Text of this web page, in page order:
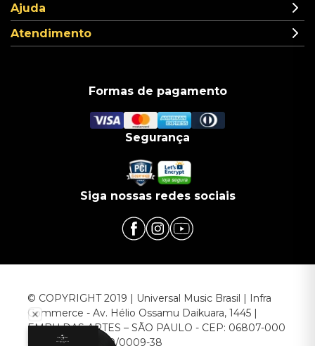
Ajuda
Atendimento
Formas de pagamento
Segurança
Siga nossas redes sociais
© COPYRIGHT 2019 | Universal Music Brasil | Infra
Commerce - Av. Hélio Ossamu Daikuara, 1445 |
EMBU DAS ARTES – SÃO PAULO - CEP: 06807-000
CNPJ: 00.952.789/0009-38